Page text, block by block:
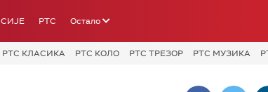
РТС Остало
РТС КЛАСИКА РТС КОЛО РТС ТРЕЗОР РТС МУЗИКА